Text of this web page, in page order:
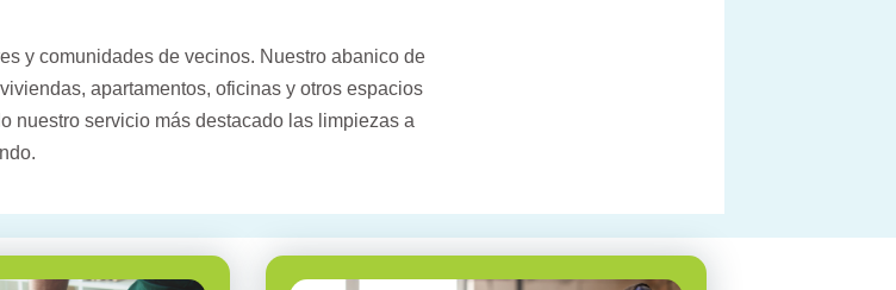
y comunidades de vecinos. Nuestro abanico de
apartamentos, oficinas y otros espacios
nuestro servicio más destacado las limpiezas a